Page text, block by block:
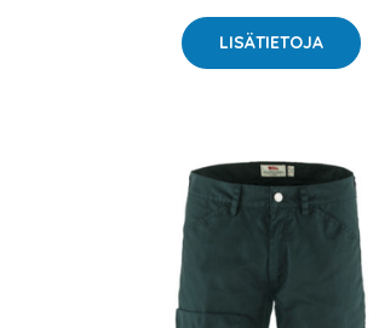
LISÄTIETOJA